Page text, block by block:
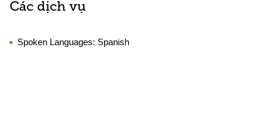
Các dịch vụ
Spoken Languages: Spanish